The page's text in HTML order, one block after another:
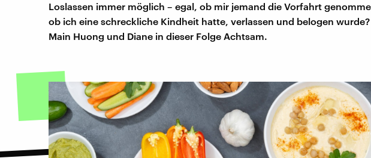
Loslassen immer möglich – egal, ob mir jemand die Vorfahrt
ob ich eine schreckliche Kindheit hatte, verlassen und belogen wurde?
Main Huong und Diane in dieser Folge Achtsam.